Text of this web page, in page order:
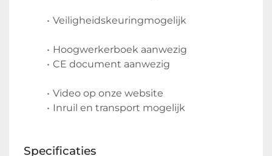
Veiligheidskeuringmogelijk
Hoogwerkerboek aanwezig
CE document aanwezig
Video op onze website
Inruil en transport mogelijk
Specificaties